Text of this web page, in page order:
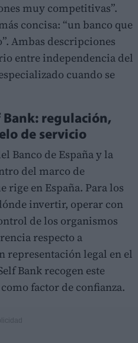
muy competitivas”.
concisa: “un banco que
Ambas descripciones
entre independencia del
cuando se
regulación,
de servicio
Banco de España y la
del marco de
rige en España. Para los
invertir, operar con
de los organismos
respecto a
representación legal en el
Bank recogen este
factor de confianza.